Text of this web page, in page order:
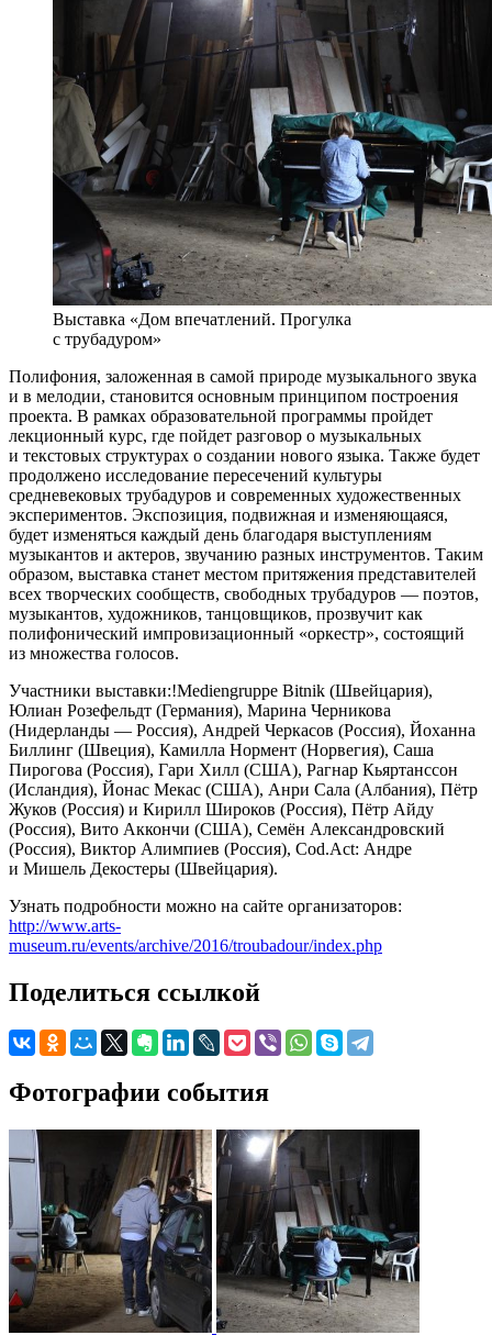
Выставка «Дом впечатлений. Прогулка
с трубадуром»
Полифония, заложенная в самой природе музыкального звука
и в мелодии, становится основным принципом построения
проекта. В рамках образовательной программы пройдет
лекционный курс, где пойдет разговор о музыкальных
и текстовых структурах о создании нового языка. Также будет
продолжено исследование пересечений культуры
средневековых трубадуров и современных художественных
экспериментов. Экспозиция, подвижная и изменяющаяся,
будет изменяться каждый день благодаря выступлениям
музыкантов и актеров, звучанию разных инструментов. Таким
образом, выставка станет местом притяжения представителей
всех творческих сообществ, свободных трубадуров — поэтов,
музыкантов, художников, танцовщиков, прозвучит как
полифонический импровизационный «оркестр», состоящий
из множества голосов.
Участники выставки:!Mediengruppe Bitnik (Швейцария),
Юлиан Розефельдт (Германия), Марина Черникова
(Нидерланды — Россия), Андрей Черкасов (Россия), Йоханна
Биллинг (Швеция), Камилла Нормент (Норвегия), Саша
Пирогова (Россия), Гари Хилл (США), Рагнар Кьяртанссон
(Исландия), Йонас Мекас (США), Анри Сала (Албания), Пётр
Жуков (Россия) и Кирилл Широков (Россия), Пётр Айду
(Россия), Вито Аккончи (США), Семён Александровский
(Россия), Виктор Алимпиев (Россия), Cod.Act: Андре
и Мишель Декостеры (Швейцария).
Узнать подробности можно на сайте организаторов:
http://www.arts-
museum.ru/events/archive/2016/troubadour/index.php
Поделиться ссылкой
Фотографии события